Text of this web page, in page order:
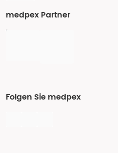
medpex Partner
Folgen Sie medpex